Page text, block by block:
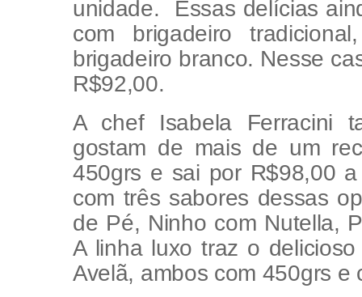
unidade. Essas delícias
com brigadeiro
brigadeiro branco. Nesse
R$92,00.
A chef Isabela Ferracini
gostam de mais de um
450grs e sai por R$98,00
com três sabores dessas
de Pé, Ninho com Nutella,
A linha luxo traz o
Avelã, ambos com 450grs